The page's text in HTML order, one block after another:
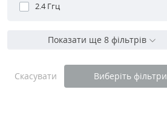
2.4 Ггц
Показати ще 8 фільтрів
Скасувати Виберіть фільтри